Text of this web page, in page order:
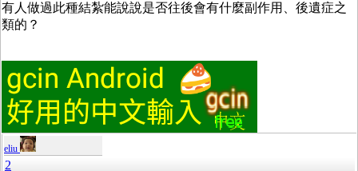
有人做過此種結紮能說說是否往後會有什麼副作用、後遺症之
類的？
eliu
2